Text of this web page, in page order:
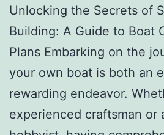
Unlocking the Secrets of
Building: A Guide to Boat
Plans Embarking on the
your own boat is both an
rewarding endeavor.
experienced craftsman or